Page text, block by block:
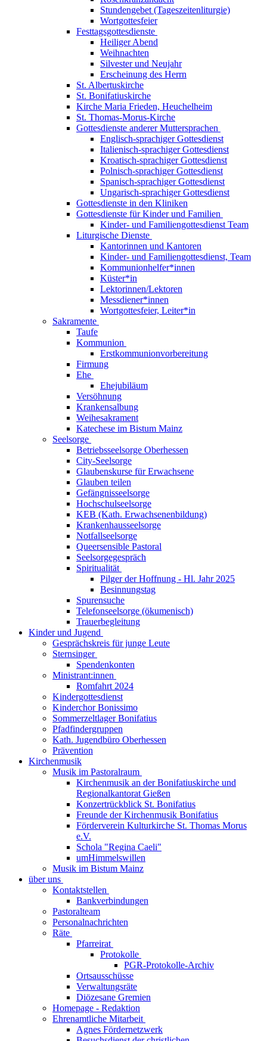
Stundengebet (Tageszeitenliturgie)
Wortgottesfeier
Festtagsgottesdienste
Heiliger Abend
Weihnachten
Silvester und Neujahr
Erscheinung des Herrn
St. Albertuskirche
St. Bonifatiuskirche
Kirche Maria Frieden, Heuchelheim
St. Thomas-Morus-Kirche
Gottesdienste anderer Muttersprachen
Englisch-sprachiger Gottesdienst
Italienisch-sprachiger Gottesdienst
Kroatisch-sprachiger Gottesdienst
Polnisch-sprachiger Gottesdienst
Spanisch-sprachiger Gottesdienst
Ungarisch-sprachiger Gottesdienst
Gottesdienste in den Kliniken
Gottesdienste für Kinder und Familien
Kinder- und Familiengottesdienst Team
Liturgische Dienste
Kantorinnen und Kantoren
Kinder- und Familiengottesdienst, Team
Kommunionhelfer*innen
Küster*in
Lektorinnen/Lektoren
Messdiener*innen
Wortgottesfeier, Leiter*in
Sakramente
Taufe
Kommunion
Erstkommunionvorbereitung
Firmung
Ehe
Ehejubiläum
Versöhnung
Krankensalbung
Weihesakrament
Katechese im Bistum Mainz
Seelsorge
Betriebsseelsorge Oberhessen
City-Seelsorge
Glaubenskurse für Erwachsene
Glauben teilen
Gefängnisseelsorge
Hochschulseelsorge
KEB (Kath. Erwachsenenbildung)
Krankenhausseelsorge
Notfallseelsorge
Queersensible Pastoral
Seelsorgegespräch
Spiritualität
Pilger der Hoffnung - Hl. Jahr 2025
Besinnungstag
Spurensuche
Telefonseelsorge (ökumenisch)
Trauerbegleitung
Kinder und Jugend
Gesprächskreis für junge Leute
Sternsinger
Spendenkonten
Ministrant:innen
Romfahrt 2024
Kindergottesdienst
Kinderchor Bonissimo
Sommerzeltlager Bonifatius
Pfadfindergruppen
Kath. Jugendbüro Oberhessen
Prävention
Kirchenmusik
Musik im Pastoralraum
Kirchenmusik an der Bonifatiuskirche und
Regionalkantorat Gießen
Konzertrückblick St. Bonifatius
Freunde der Kirchenmusik Bonifatius
Förderverein Kulturkirche St. Thomas Morus
e.V.
Schola "Regina Caeli"
umHimmelswillen
Musik im Bistum Mainz
über uns
Kontaktstellen
Bankverbindungen
Pastoralteam
Personalnachrichten
Räte
Pfarreirat
Protokolle
PGR-Protokolle-Archiv
Ortsausschüsse
Verwaltungsräte
Diözesane Gremien
Homepage - Redaktion
Ehrenamtliche Mitarbeit
Agnes Fördernetzwerk